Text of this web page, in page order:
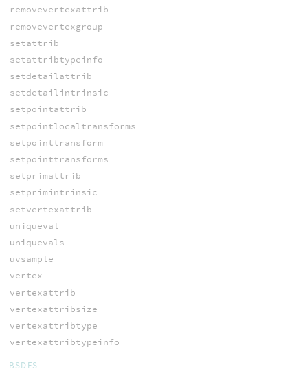
removevertexattrib
removevertexgroup
setattrib
setattribtypeinfo
setdetailattrib
setdetailintrinsic
setpointattrib
setpointlocaltransforms
setpointtransform
setpointtransforms
setprimattrib
setprimintrinsic
setvertexattrib
uniqueval
uniquevals
uvsample
vertex
vertexattrib
vertexattribsize
vertexattribtype
vertexattribtypeinfo
BSDFS